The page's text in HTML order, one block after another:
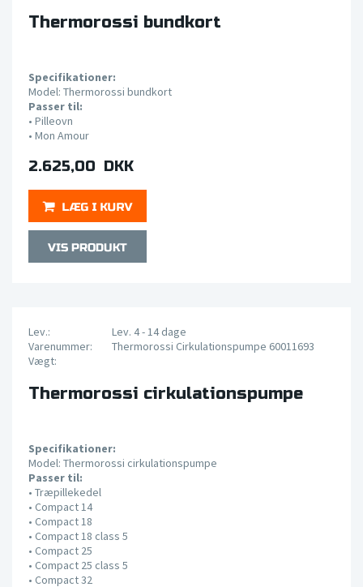
Thermorossi bundkort
Specifikationer:
Model: Thermorossi bundkort
Passer til:
• Pilleovn
• Mon Amour
2.625,00 DKK
Lev.:
Lev. 4 - 14 dage
Varenummer:
Thermorossi Cirkulationspumpe 60011693
Vægt:
Thermorossi cirkulationspumpe
Specifikationer:
Model: Thermorossi cirkulationspumpe
Passer til:
• Træpillekedel
• Compact 14
• Compact 18
• Compact 18 class 5
• Compact 25
• Compact 25 class 5
• Compact 32